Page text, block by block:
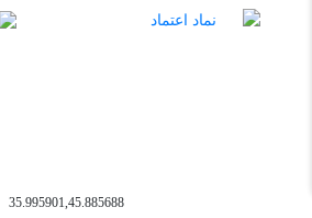
35.995901,45.885688